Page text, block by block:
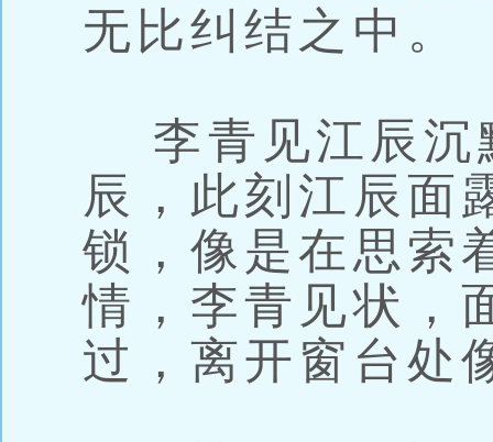
无比纠结之中。
李青见江辰沉
辰，此刻江辰面
锁，像是在思索
情，李青见状，
过，离开窗台处